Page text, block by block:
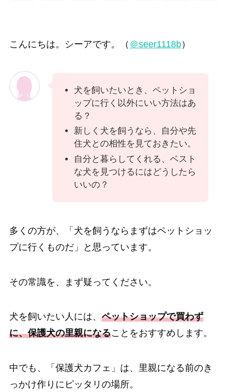
こんにちは。シーアです。（ ＠seer1118b）
犬を飼いたいとき、ペットショ
ップに行く以外にいい方法はあ
る？
新しく犬を飼うなら、自分や先
住犬との相性を見ておきたい。
自分と暮らしてくれる、ベスト
な犬を見つけるにはどうしたら
いいの？
多くの方が、「犬を飼うならまずはペットショッ
プに行くものだ」と思っています。
その常識を、まず疑ってください。
犬を飼いたい人には、 ペットショップで買わず
に、保護犬の里親になることをおすすめします。
中でも、「保護犬カフェ」は、里親になる前のき
っかけ作りにピッタリの場所。